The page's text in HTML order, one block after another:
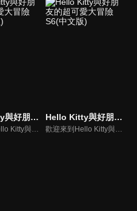
Hello Kitty與好朋友的超可愛大冒險S5(中文版)
歡迎來到Hello Kitty與好朋友的超可愛大冒險!與Hello Kitty, 大眼蛙, 酷企鵝, 美樂蒂, 布丁狗還有酷洛米, 準備和朋友們一起經歷有趣的冒險吧!
Hello Kitty與好朋友的超可愛大冒險S6(中文版)
歡迎來到Hello Kitty與好朋友的超可愛大冒險!與Hello Kitty, 大眼蛙, 酷企鵝, 美樂蒂, 布丁狗還有酷洛米, 準備和朋友們一起經歷有趣的冒險吧!